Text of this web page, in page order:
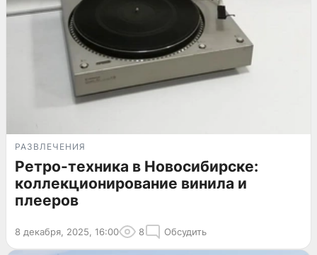
РАЗВЛЕЧЕНИЯ
Ретро-техника в Новосибирске:
коллекционирование винила и
плееров
8 декабря, 2025, 16:00 8 Обсудить